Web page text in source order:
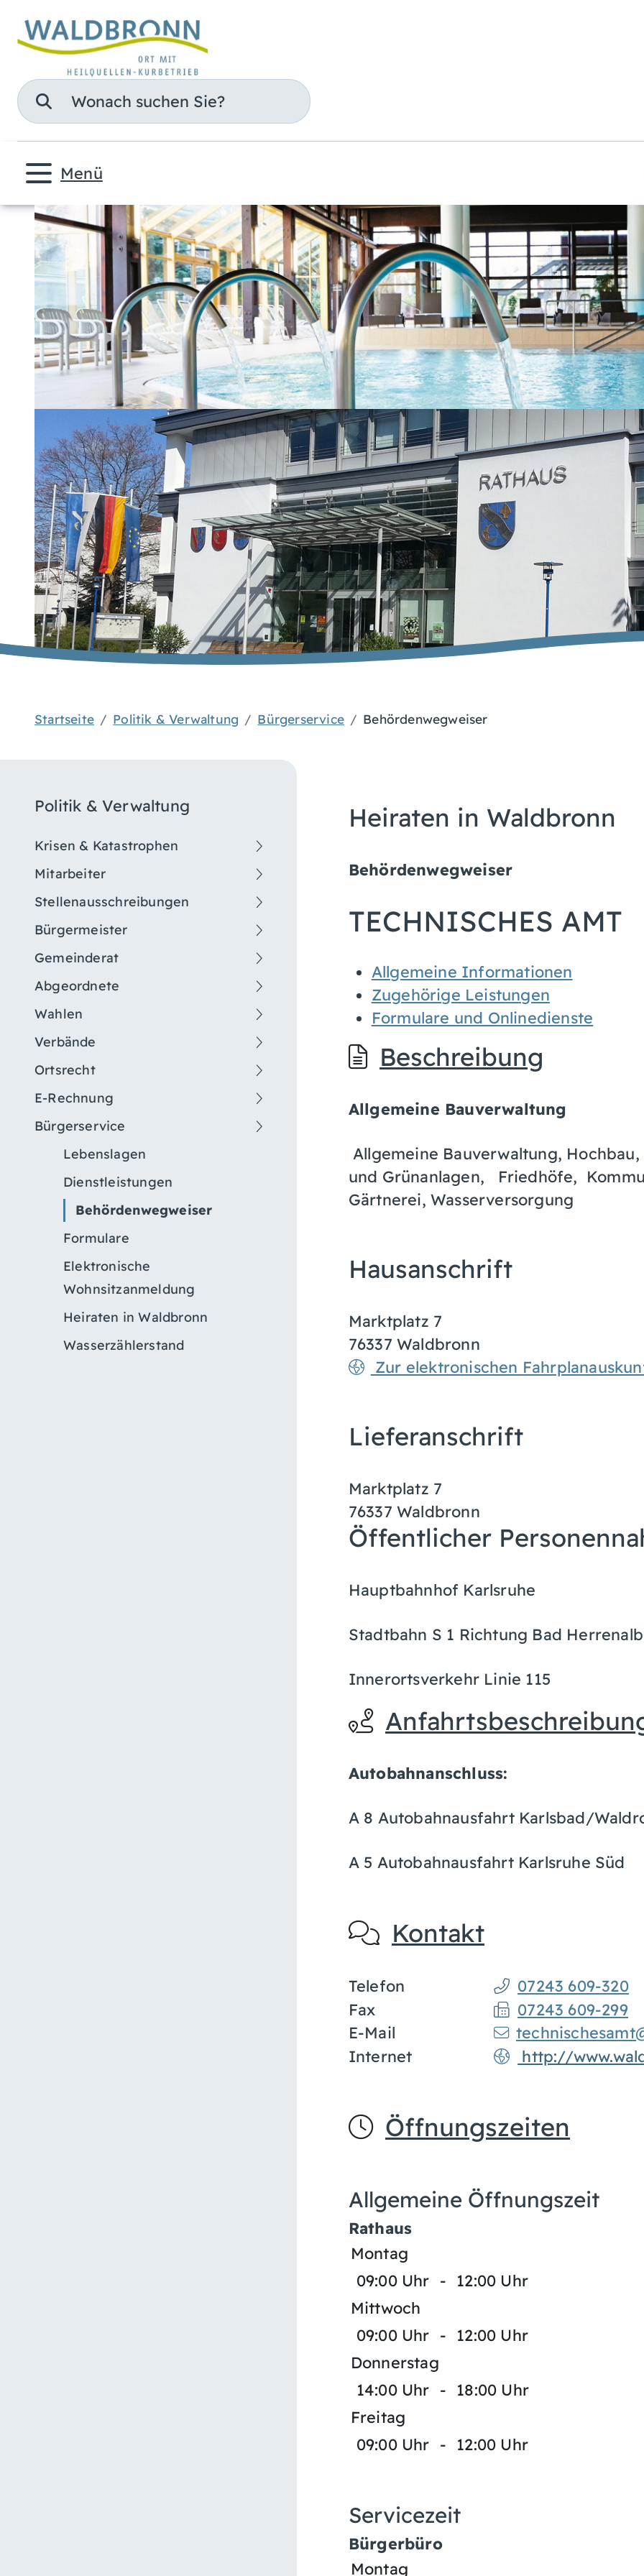
Suche
Menü
Startseite Politik & Verwaltung Bürgerservice Behördenwegweiser
Politik & Verwaltung
Krisen & Katastrophen
Mitarbeiter
Stellenausschreibungen
Bürgermeister
Gemeinderat
Abgeordnete
Wahlen
Verbände
Ortsrecht
E-Rechnung
Bürgerservice
Lebenslagen
Dienstleistungen
Behördenwegweiser
Formulare
Elektronische
Wohnsitzanmeldung
Heiraten in Waldbronn
Wasserzählerstand
Heiraten in Waldbronn
Behördenwegweiser
TECHNISCHES AMT
Allgemeine Informationen
Zugehörige Leistungen
Formulare und Onlinedienste
Beschreibung
Allgemeine Bauverwaltung
Allgemeine Bauverwaltung,
und Grünanlagen, Friedhöfe,
Gärtnerei, Wasserversorgung
Hausanschrift
Marktplatz 7
76337 Waldbronn
Zur elektronischen
Lieferanschrift
Marktplatz 7
76337 Waldbronn
Öffentlicher
Hauptbahnhof Karlsruhe
Stadtbahn S 1 Richtung Bad
Innerortsverkehr Linie 115
Autobahnanschluss:
A 8 Autobahnausfahrt Karlsbad/
A 5 Autobahnausfahrt Karlsruhe Süd
Kontakt
Telefon
07243 609-320
Fax
07243 609-299
E-Mail
Internet
http://
Öffnungszeiten
Allgemeine Öffnungszeit
Rathaus
Montag
09:00 Uhr -
12:00 Uhr
Mittwoch
09:00 Uhr -
12:00 Uhr
Donnerstag
14:00 Uhr -
18:00 Uhr
Freitag
09:00 Uhr - 12:00 Uhr
Servicezeit
Bürgerbüro
Montag